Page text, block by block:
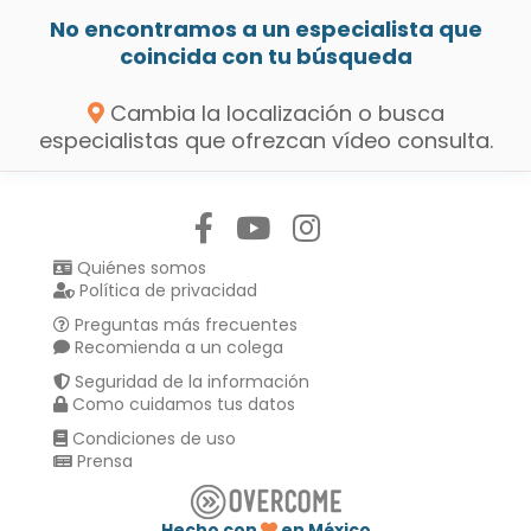
No encontramos a un especialista que
coincida con tu búsqueda
Cambia la localización o busca
especialistas que ofrezcan vídeo consulta.
Quiénes somos
Política de privacidad
Preguntas más frecuentes
Recomienda a un colega
Seguridad de la información
Como cuidamos tus datos
Condiciones de uso
Prensa